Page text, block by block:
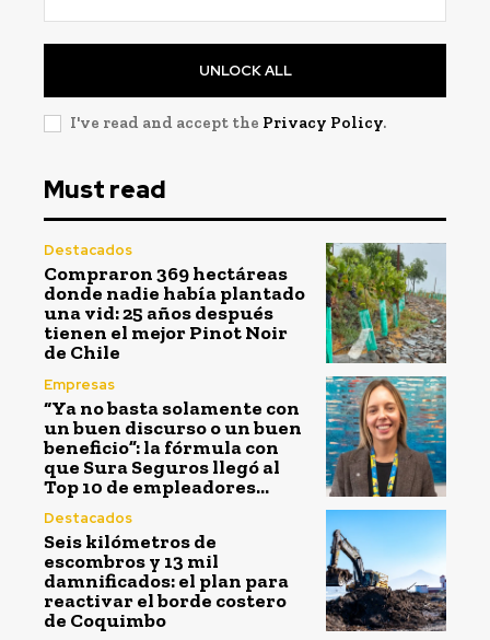
UNLOCK ALL
I've read and accept the Privacy Policy.
Must read
Destacados
Compraron 369 hectáreas
donde nadie había plantado
una vid: 25 años después
tienen el mejor Pinot Noir
de Chile
Empresas
“Ya no basta solamente con
un buen discurso o un buen
beneficio”: la fórmula con
que Sura Seguros llegó al
Top 10 de empleadores...
Destacados
Seis kilómetros de
escombros y 13 mil
damnificados: el plan para
reactivar el borde costero
de Coquimbo